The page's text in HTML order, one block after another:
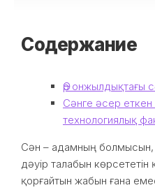
Содержание
Әр онжылдықтағы
Сәнге әсер
технологиялық
Сән – адамның
дәуір талабын
қорғайтын жабын ғана